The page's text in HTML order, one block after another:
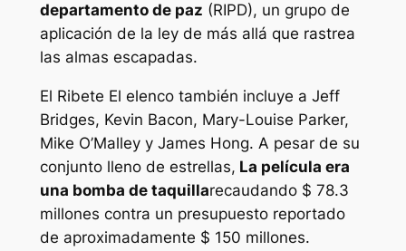
departamento de paz (RIPD), un grupo de
aplicación de la ley de más allá que rastrea
las almas escapadas.
El Ribete El elenco también incluye a Jeff
Bridges, Kevin Bacon, Mary-Louise Parker,
Mike O’Malley y James Hong. A pesar de su
conjunto lleno de estrellas, La película era
una bomba de taquillarecaudando $ 78.3
millones contra un presupuesto reportado
de aproximadamente $ 150 millones.